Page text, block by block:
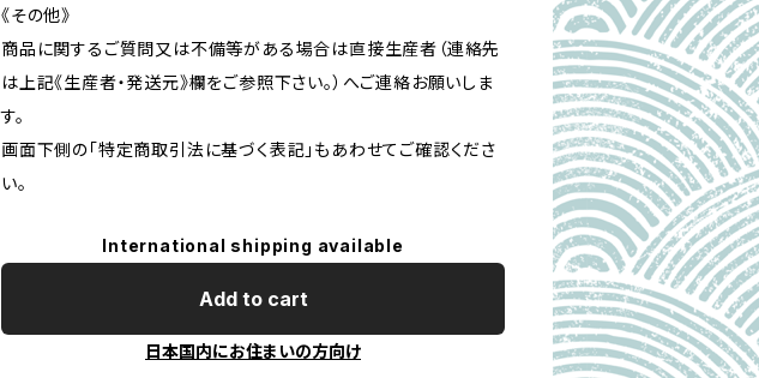
《その他》
商品に関するご質問又は不備等がある場合は直接生産者（連絡先
は上記《生産者・発送元》欄をご参照下さい。）へご連絡お願いしま
す。
画面下側の「特定商取引法に基づく表記」もあわせてご確認くださ
い。
International shipping available
Add to cart
日本国内にお住まいの方向け